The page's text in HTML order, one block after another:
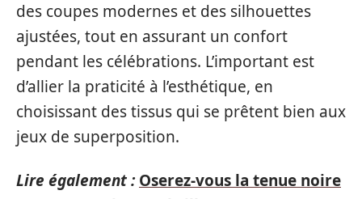
des coupes modernes et des silhouettes
ajustées, tout en assurant un confort
pendant les célébrations. L’important est
d’allier la praticité à l’esthétique, en
choisissant des tissus qui se prêtent bien aux
jeux de superposition.
Lire également : Oserez-vous la tenue noire